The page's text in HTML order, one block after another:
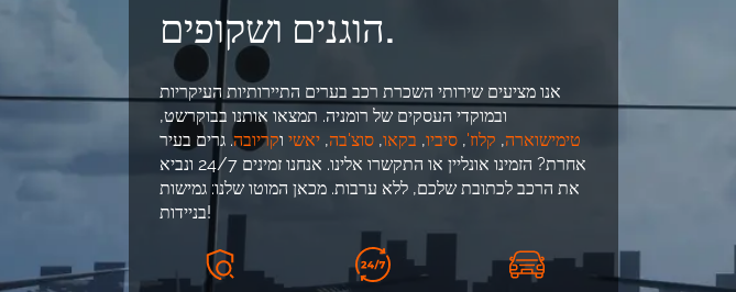
הוגנים ושקופים.
אנו מציעים שירותי השכרת רכב בערים התיירותיות העיקריות
ובמוקדי העסקים של רומניה. תמצאו אותנו בבוקרשט,
טימישוארה, קלוז', סיביו, בקאו, סוצ'בה, יאשי וקריובה. גרים בעיר
אחרת? הזמינו אונליין או התקשרו אלינו. אנחנו זמינים 24/7 ונביא
את הרכב לכתובת שלכם, ללא ערבות. מכאן המוטו שלנו: גמישות
בניידות!